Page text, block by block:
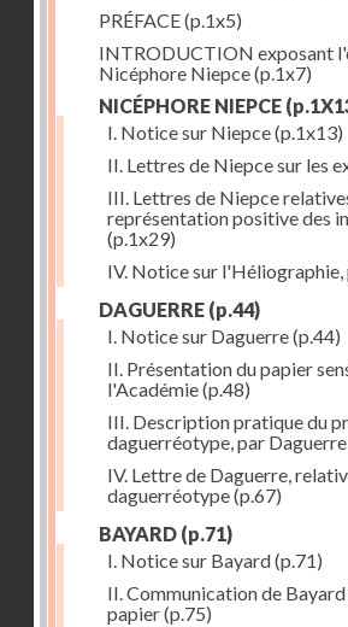
PRÉFACE(p.1x5)
INTRODUCTION exposant
Nicéphore Niepce(p.1x7)
NICÉPHORE NIEPCE
I. Notice sur Niepce(p.1x13)
II. Lettres de Niepce sur les
III. Lettres de Niepce
représentation positive des
(p.1x29)
IV. Notice sur
DAGUERRE (p.44)
I. Notice sur Daguerre(p.44)
II. Présentation du papier
l'Académie(p.48)
III. Description pratique du
daguerréotype, par Daguerre
IV. Lettre de Daguerre,
daguerréotype(p.67)
BAYARD (p.71)
I. Notice sur Bayard(p.71)
II. Communication de
papier(p.75)